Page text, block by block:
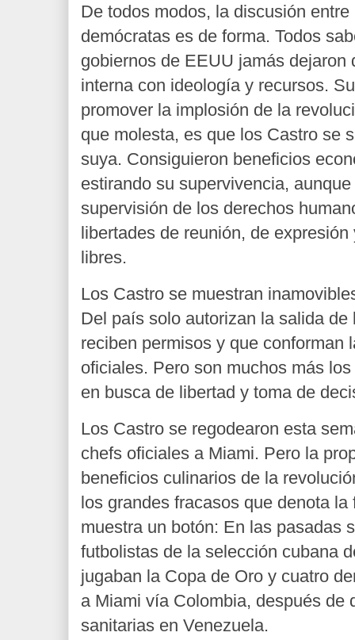
De todos modos, la discusión
demócratas es de forma. Todos
gobiernos de EEUU jamás dejaron
interna con ideología y recursos.
promover la implosión de la
que molesta, es que los Castro se
suya. Consiguieron beneficios
estirando su supervivencia,
supervisión de los derechos
libertades de reunión, de
libres.
Los Castro se muestran
Del país solo autorizan la salida
reciben permisos y que conforman
oficiales. Pero son muchos más
en busca de libertad y toma de
Los Castro se regodearon esta
chefs oficiales a Miami. Pero la
beneficios culinarios de la
los grandes fracasos que denota
muestra un botón: En las pasadas
futbolistas de la selección cubana
jugaban la Copa de Oro y cuatro
a Miami vía Colombia, después de
sanitarias en Venezuela.